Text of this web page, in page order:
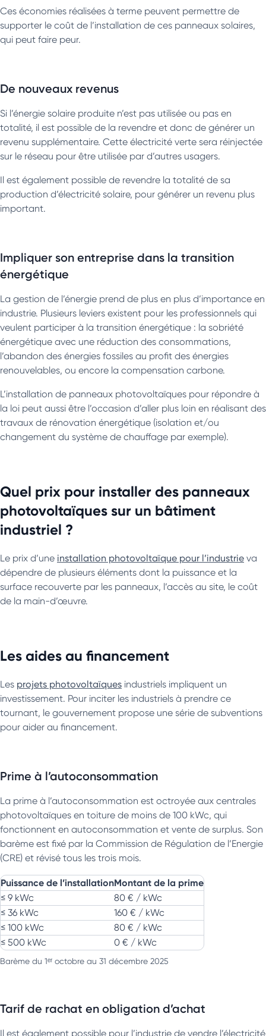
Ces économies réalisées à terme peuvent permettre de
supporter le coût de l’installation de ces panneaux solaires,
qui peut faire peur.
De nouveaux revenus
Si l’énergie solaire produite n’est pas utilisée ou pas en
totalité, il est possible de la revendre et donc de générer un
revenu supplémentaire. Cette électricité verte sera réinjectée
sur le réseau pour être utilisée par d’autres usagers.
Il est également possible de revendre la totalité de sa
production d’électricité solaire, pour générer un revenu plus
important.
Impliquer son entreprise dans la transition
énergétique
La gestion de l’énergie prend de plus en plus d’importance en
industrie. Plusieurs leviers existent pour les professionnels qui
veulent participer à la transition énergétique : la sobriété
énergétique avec une réduction des consommations,
l’abandon des énergies fossiles au profit des énergies
renouvelables, ou encore la compensation carbone.
L’installation de panneaux photovoltaïques pour répondre à
la loi peut aussi être l’occasion d’aller plus loin en réalisant des
travaux de rénovation énergétique (isolation et/ou
changement du système de chauffage par exemple).
Quel prix pour installer des panneaux
photovoltaïques sur un bâtiment
industriel ?
Le prix d’une installation photovoltaïque pour l’industrie va
dépendre de plusieurs éléments dont la puissance et la
surface recouverte par les panneaux, l’accès au site, le coût
de la main-d’œuvre.
Les aides au financement
Les projets photovoltaïques industriels impliquent un
investissement. Pour inciter les industriels à prendre ce
tournant, le gouvernement propose une série de subventions
pour aider au financement.
Prime à l’autoconsommation
La prime à l’autoconsommation est octroyée aux centrales
photovoltaïques en toiture de moins de 100 kWc, qui
fonctionnent en autoconsommation et vente de surplus. Son
barème est fixé par la Commission de Régulation de l’Energie
(CRE) et révisé tous les trois mois.
Puissance de l’installationMontant de la prime
≤ 9 kWc
80 € / kWc
≤ 36 kWc
160 € / kWc
≤ 100 kWc
80 € / kWc
≤ 500 kWc
0 € / kWc
Barème du 1ᵉʳ octobre au 31 décembre 2025
Tarif de rachat en obligation d’achat
Il est également possible pour l’industrie de vendre l’électricité